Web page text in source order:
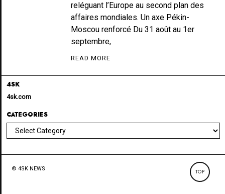
reléguant l’Europe au second plan des
affaires mondiales. Un axe Pékin-
Moscou renforcé Du 31 août au 1er
septembre,
READ MORE
4SK
4sk.com
CATEGORIES
Categories
© 4SK NEWS TOP